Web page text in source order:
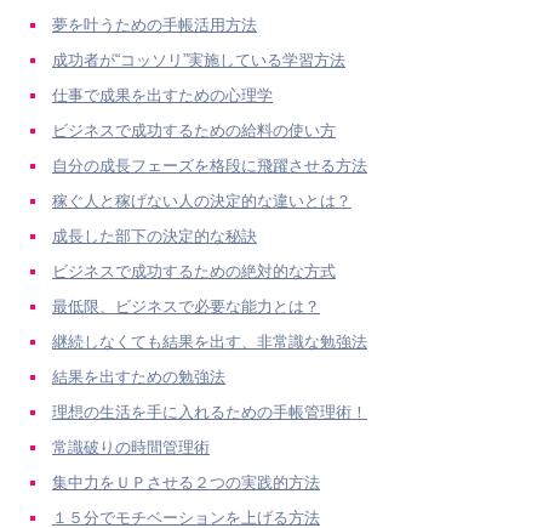
夢を叶うための手帳活用方法
成功者が“コッソリ”実施している学習方法
仕事で成果を出すための心理学
ビジネスで成功するための給料の使い方
自分の成長フェーズを格段に飛躍させる方法
稼ぐ人と稼げない人の決定的な違いとは？
成長した部下の決定的な秘訣
ビジネスで成功するための絶対的な方式
最低限、ビジネスで必要な能力とは？
継続しなくても結果を出す、非常識な勉強法
結果を出すための勉強法
理想の生活を手に入れるための手帳管理術！
常識破りの時間管理術
集中力をＵＰさせる２つの実践的方法
１５分でモチベーションを上げる方法